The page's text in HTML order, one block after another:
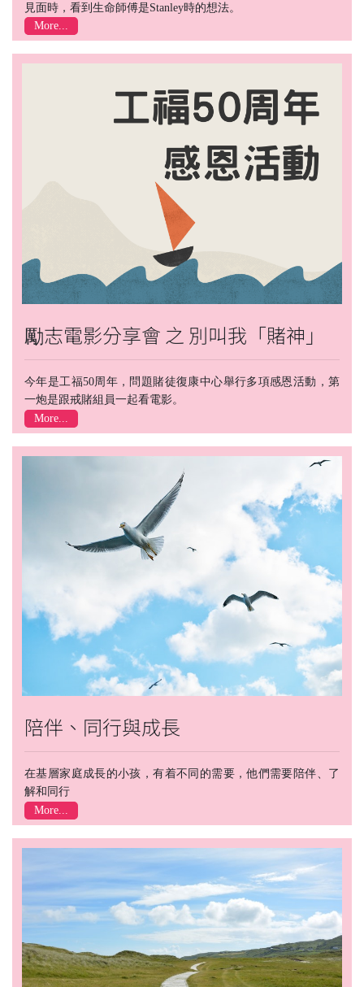
見面時，看到生命師傅是Stanley時的想法。
More...
勵志電影分享會 之 別叫我「賭神」
今年是工福50周年，問題賭徒復康中心舉行多項感恩活動，第
一炮是跟戒賭組員一起看電影。
More...
陪伴、同行與成長
在基層家庭成長的小孩，有着不同的需要，他們需要陪伴、了
解和同行
More...